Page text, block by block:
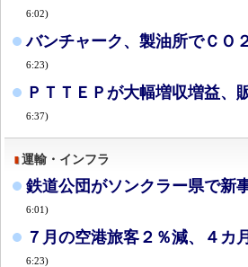
6:02)
バンチャーク、製油所でＣＯ
6:23)
ＰＴＴＥＰが大幅増収増益、
6:37)
運輸・インフラ
鉄道公団がソンクラー県で新
6:01)
７月の空港旅客２％減、４カ
6:23)